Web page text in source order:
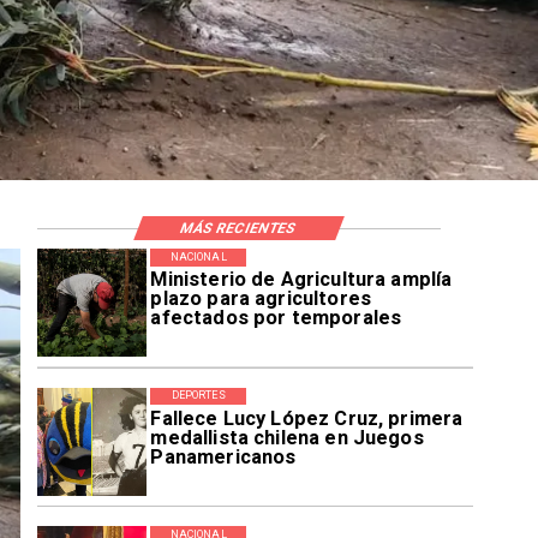
Ministerio de Agricultura amplía
plazo para agricultores
afectados por temporales
NACIONAL
Fallece Lucy López Cruz, primera
medallista chilena en Juegos
Panamericanos
DEPORTES
NACIONAL
MÁS RECIENTES